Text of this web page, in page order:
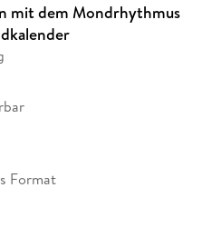
mit dem Mondrhythmus
Format